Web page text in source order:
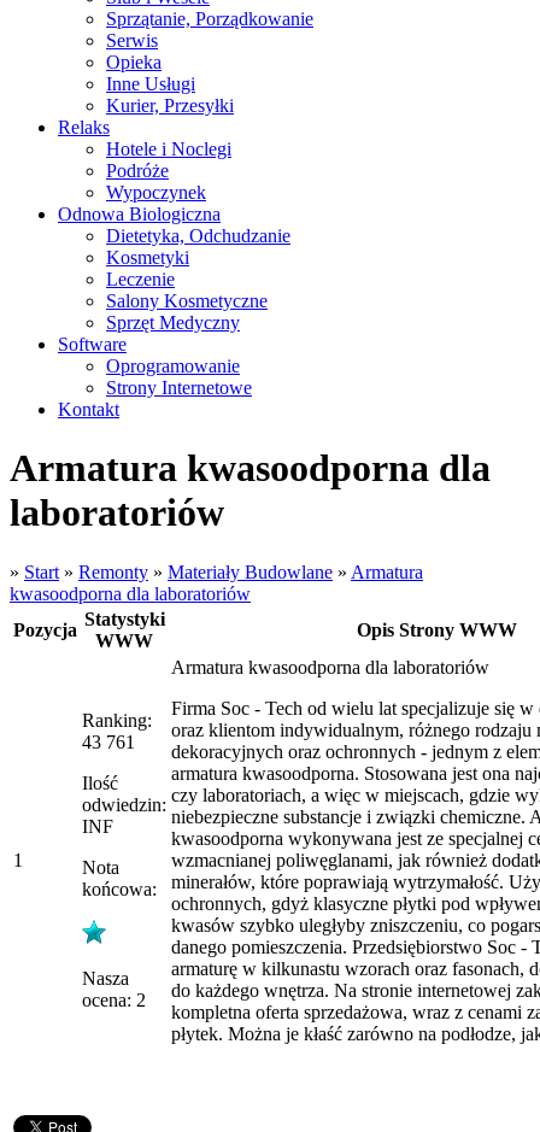
Sprzątanie, Porządkowanie
Serwis
Opieka
Inne Usługi
Kurier, Przesyłki
Relaks
Hotele i Noclegi
Podróże
Wypoczynek
Odnowa Biologiczna
Dietetyka, Odchudzanie
Kosmetyki
Leczenie
Salony Kosmetyczne
Sprzęt Medyczny
Software
Oprogramowanie
Strony Internetowe
Kontakt
Armatura kwasoodporna dla
laboratoriów
» Start » Remonty » Materiały Budowlane » Armatura
kwasoodporna dla laboratoriów
Pozycja
Statystyki
WWW
Opis Strony WWW
1
Ranking:
43 761
Ilość
odwiedzin:
INF
Nota
końcowa:
Nasza
ocena: 2
Armatura kwasoodporna dla laboratoriów
Firma Soc - Tech od wielu lat specjalizuje się
oraz klientom indywidualnym, różnego rodzaju
dekoracyjnych oraz ochronnych - jednym z
armatura kwasoodporna. Stosowana jest ona
czy laboratoriach, a więc w miejscach, gdzie
niebezpieczne substancje i związki chemiczne.
kwasoodporna wykonywana jest ze specjalnej
wzmacnianej poliwęglanami, jak również
minerałów, które poprawiają wytrzymałość.
ochronnych, gdyż klasyczne płytki pod
kwasów szybko uległyby zniszczeniu, co
danego pomieszczenia. Przedsiębiorstwo Soc -
armaturę w kilkunastu wzorach oraz fasonach,
do każdego wnętrza. Na stronie internetowej
kompletna oferta sprzedażowa, wraz z cenami
płytek. Można je kłaść zarówno na podłodze,